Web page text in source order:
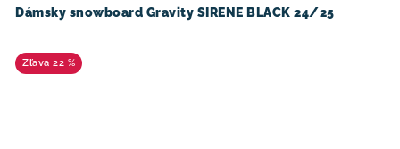
Dámsky snowboard Gravity SIRENE BLACK 24/25
22 %